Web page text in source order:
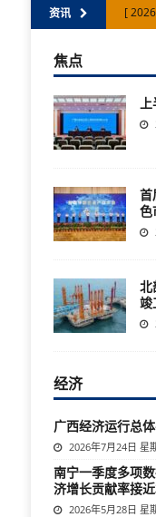
资讯 [
[
[
[
焦点
上
首
色
北
竣
经济
广西经济运行总
2026年7月24日 星
南宁一季度多项
济增长贡献率接
2026年5月28日 星